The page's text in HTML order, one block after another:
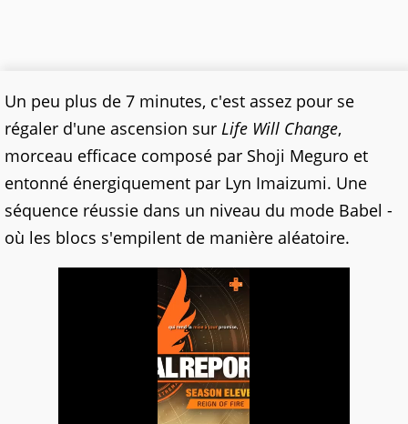
Un peu plus de 7 minutes, c'est assez pour se
régaler d'une ascension sur Life Will Change,
morceau efficace composé par Shoji Meguro et
entonné énergiquement par Lyn Imaizumi. Une
séquence réussie dans un niveau du mode Babel -
où les blocs s'empilent de manière aléatoire.